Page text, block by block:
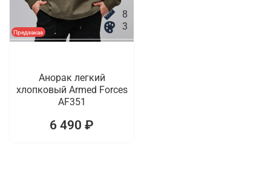
Предзаказ
8
3
Анорак легкий
хлопковый Armed Forces
AF351
6 490 ₽